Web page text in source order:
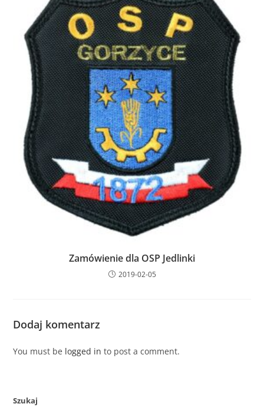
Zamówienie dla OSP Jedlinki
2019-02-05
Dodaj komentarz
You must be logged in to post a comment.
Szukaj